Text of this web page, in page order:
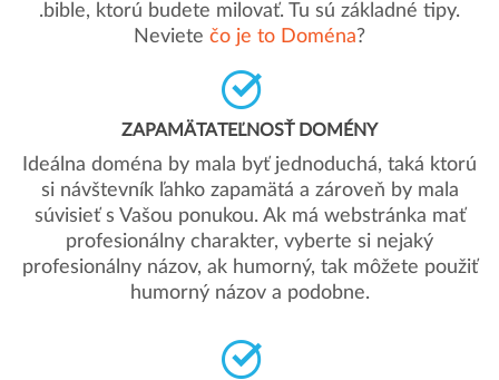
.bible, ktorú budete milovať. Tu sú základné tipy.
Neviete čo je to Doména?
ZAPAMÄTATEĽNOSŤ DOMÉNY
Ideálna doména by mala byť jednoduchá, taká ktorú
si návštevník ľahko zapamätá a zároveň by mala
súvisieť s Vašou ponukou. Ak má webstránka mať
profesionálny charakter, vyberte si nejaký
profesionálny názov, ak humorný, tak môžete použiť
humorný názov a podobne.